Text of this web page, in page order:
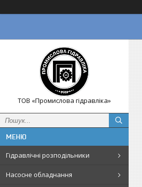
ТОВ «Промислова гідравліка»
Гідравлічні розподільники
Насосне обладнання